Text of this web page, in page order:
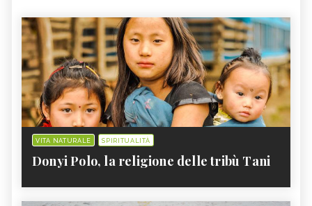
VITA NATURALE SPIRITUALITÀ
Donyi Polo, la religione delle tribù Tani